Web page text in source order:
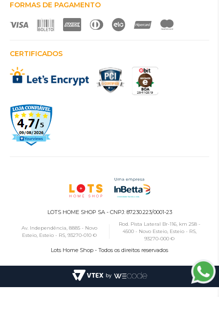
FORMAS DE PAGAMENTO
CERTIFICADOS
LOTS HOME SHOP SA - CNPJ: 87.230.223/0001-23
Av. Independência, 8885 - Novo
Esteio, Esteio - RS, 93270-010 ©
Rod. Pista Lateral Br-116, km 258 -
4500 - Novo Esteio, Esteio - RS,
93270-000 ©
Lots Home Shop - Todos os direitos reservados